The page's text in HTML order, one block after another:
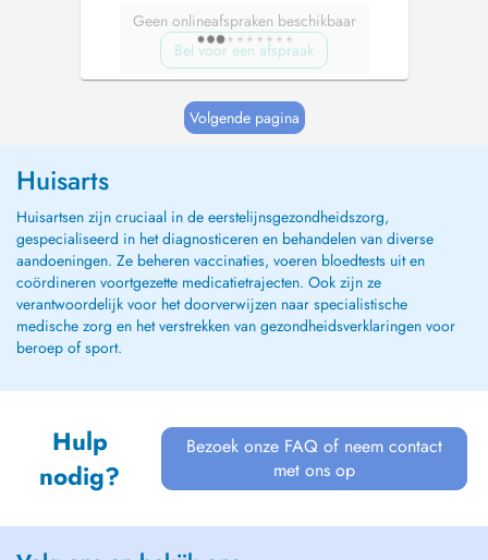
Geen onlineafspraken beschikbaar
Bel voor een afspraak
Volgende pagina
Huisarts
Huisartsen zijn cruciaal in de eerstelijnsgezondheidszorg,
gespecialiseerd in het diagnosticeren en behandelen van diverse
aandoeningen. Ze beheren vaccinaties, voeren bloedtests uit en
coördineren voortgezette medicatietrajecten. Ook zijn ze
verantwoordelijk voor het doorverwijzen naar specialistische
medische zorg en het verstrekken van gezondheidsverklaringen voor
beroep of sport.
Hulp
nodig?
Bezoek onze FAQ of neem contact
met ons op